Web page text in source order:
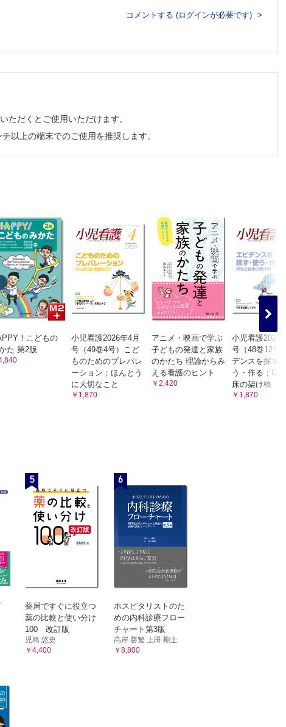
ョン 村山有利子
サーチ 筒井真優美
コメントする (ログインが必要です)
だくとご使用いただけます。
以上の端末でのご使用を推奨します。
！こどもの
た 第2版
小児看護2026年4月
号（49巻4号）こど
ものためのプレパレ
ーション；ほんとう
に大切なこと
￥1,870
アニメ・映画で学ぶ
子どもの発達と家族
のかたち 理論からみ
える看護のヒント
￥2,420
小児看護2025
号（48巻12号
デンスを探す
う・作る；研
床の架け橋
￥1,870
5
薬局ですぐに役立つ
薬の比較と使い分け
100 改訂版
児島 悠史
￥4,400
6
ホスピタリストのた
めの内科診療フロー
チャート第3版
髙岸 勝繁 上田 剛士
￥8,800